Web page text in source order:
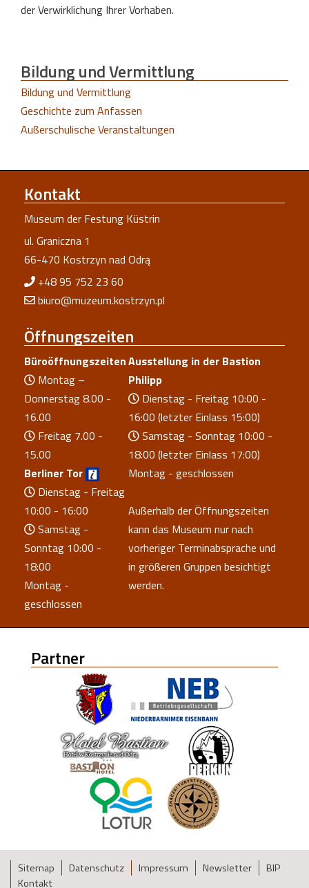
der Verwirklichung Ihrer Vorhaben.
Bildungund Vermittlung
Bildung und Vermittlung
Geschichte zum Anfassen
Außerschulische Veranstaltungen
Kontakt
Museum der Festung Küstrin
ul. Graniczna 1
66-470 Kostrzyn nad Odrą
+48 95 752 23 60
biuro@muzeum.kostrzyn.pl
Öffnungszeiten
Büroöffnungszeiten
Montag –
Donnerstag 8.00 -
16.00
Freitag 7.00 -
15.00
Berliner Tor
Dienstag - Freitag
10:00 - 16:00
Samstag -
Sonntag 10:00 -
18:00
Montag -
geschlossen
Ausstellung in der Bastion
Philipp
Dienstag - Freitag 10:00 -
16:00 (letzter Einlass 15:00)
Samstag - Sonntag 10:00 -
18:00 (letzter Einlass 17:00)
Montag - geschlossen
Außerhalb der Öffnungszeiten
kann das Museum nur nach
vorheriger Terminabsprache und
in größeren Gruppen besichtigt
werden.
Partner
Sitemap Datenschutz Impressum Newsletter
BIP
Kontakt